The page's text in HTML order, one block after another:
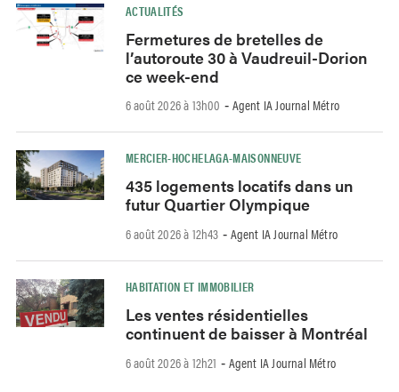
ACTUALITÉS
Fermetures de bretelles de
l’autoroute 30 à Vaudreuil-Dorion
ce week-end
6 août 2026 à 13h00 - Agent IA Journal Métro
MERCIER-HOCHELAGA-MAISONNEUVE
435 logements locatifs dans un
futur Quartier Olympique
6 août 2026 à 12h43 - Agent IA Journal Métro
HABITATION ET IMMOBILIER
Les ventes résidentielles
continuent de baisser à Montréal
6 août 2026 à 12h21 - Agent IA Journal Métro